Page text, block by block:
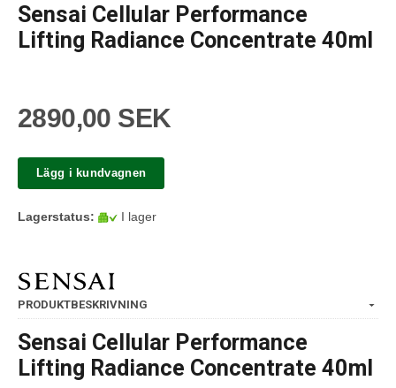
Sensai Cellular Performance
Lifting Radiance Concentrate 40ml
2890,00 SEK
Lägg i kundvagnen
Lagerstatus: I lager
PRODUKTBESKRIVNING
Sensai Cellular Performance
Lifting Radiance Concentrate 40ml